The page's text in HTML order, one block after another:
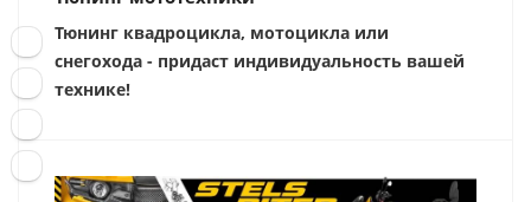
Тюнинг квадроцикла, мотоцикла или
снегохода - придаст индивидуальность вашей
технике!